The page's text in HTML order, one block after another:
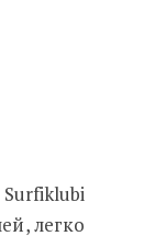
легко